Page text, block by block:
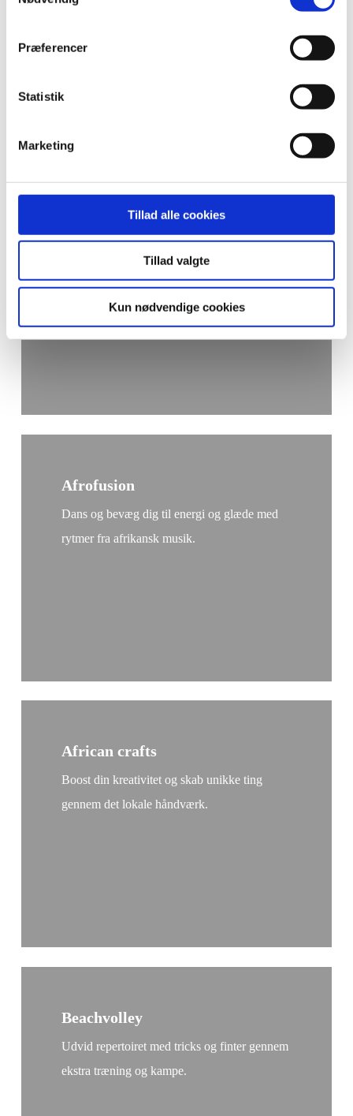
Præferencer
Statistik
Marketing
Tillad alle cookies
Tillad valgte
Kun nødvendige cookies
fællesskab mens solen stiger op.
Yoga & Meditation
Afrofusion
Dans og bevæg dig til energi og glæde med
rytmer fra afrikansk musik.
African crafts
Boost din kreativitet og skab unikke ting
gennem det lokale håndværk.
Beachvolley
Udvid repertoiret med tricks og finter gennem
ekstra træning og kampe.